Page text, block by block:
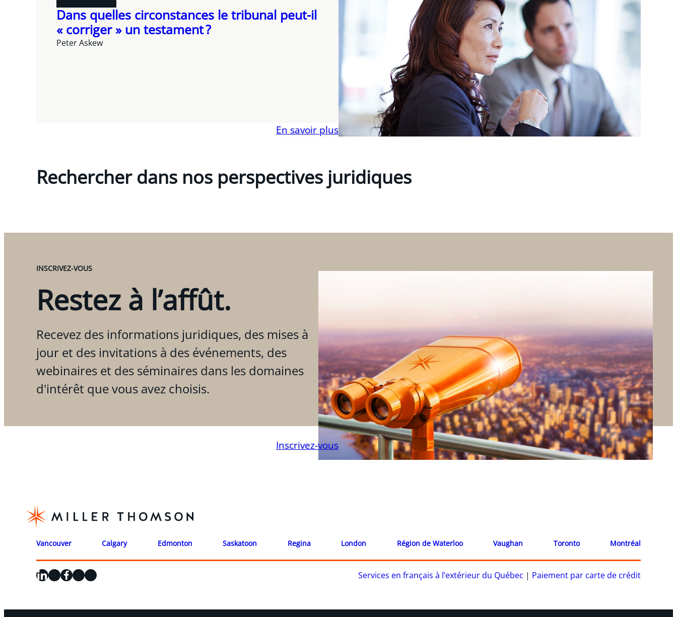
Dans quelles circonstances le tribunal peut-il
« corriger » un testament ?
Peter Askew
En savoir plus
Rechercher dans nos perspectives juridiques
INSCRIVEZ-VOUS
Restez à l’affût.
Recevez des informations juridiques, des mises à
jour et des invitations à des événements, des
webinaires et des séminaires dans les domaines
d'intérêt que vous avez choisis.
Inscrivez-vous
Vancouver Calgary Edmonton Saskatoon Regina London Région de Waterloo Vaughan Toronto Montréal
LinkedIn
X Facebook
Instagram
YouTube Services en français à l’extérieur du Québec | Paiement par carte de crédit